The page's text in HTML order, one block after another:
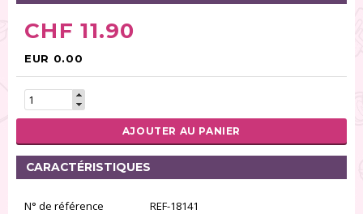
CHF 11.90
EUR 0.00
AJOUTER AU PANIER
CARACTÉRISTIQUES
N° de référence
REF-18141